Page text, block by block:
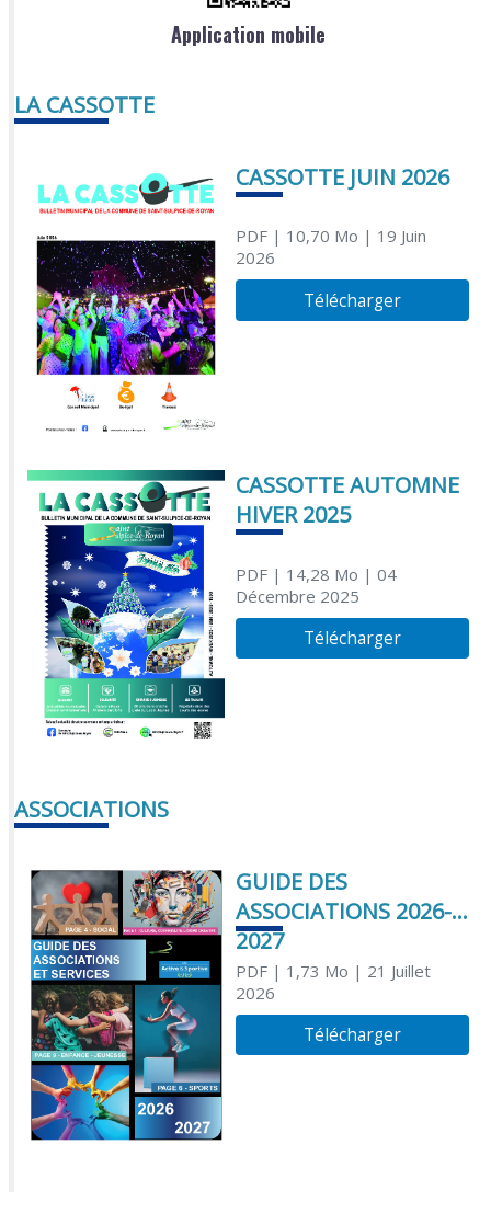
Application mobile
LA CASSOTTE
CASSOTTE JUIN 2026
PDF| 10,70 Mo | 19 Juin
2026
Télécharger
CASSOTTE AUTOMNE
HIVER 2025
PDF| 14,28 Mo | 04
Décembre 2025
Télécharger
ASSOCIATIONS
GUIDE DES
ASSOCIATIONS 2026-
2027
PDF| 1,73 Mo | 21 Juillet
2026
Télécharger